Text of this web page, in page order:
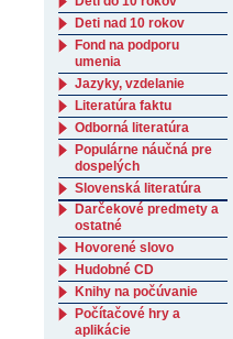
Deti nad 10 rokov
Fond na podporu
umenia
Jazyky, vzdelanie
Literatúra faktu
Odborná literatúra
Populárne náučná pre
dospelých
Slovenská literatúra
Darčekové predmety a
ostatné
Hovorené slovo
Hudobné CD
Knihy na počúvanie
Počítačové hry a
aplikácie